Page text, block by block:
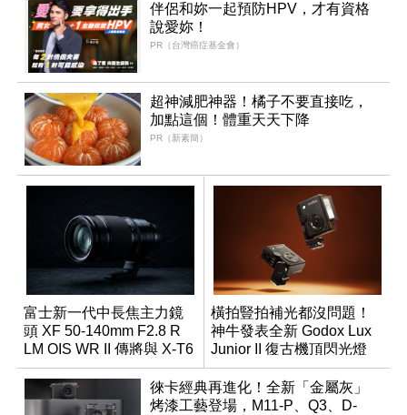
伴侶和妳一起預防HPV，才有資格
說愛妳！
PR（台灣癌症基金會）
超神減肥神器！橘子不要直接吃，
加點這個！體重天天下降
PR（新素簡）
富士新一代中長焦主力鏡
頭 XF 50-140mm F2.8 R
LM OIS WR II 傳將與 X-T6
同步亮相
橫拍豎拍補光都沒問題！
神牛發表全新 Godox Lux
Junior II 復古機頂閃光燈
徠卡經典再進化！全新「金屬灰」
烤漆工藝登場，M11-P、Q3、D-